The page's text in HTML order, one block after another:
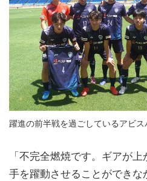
躍進の前半戦を過ごしているアビ
「不完全燃焼です。ギアが
手を躍動させることができ